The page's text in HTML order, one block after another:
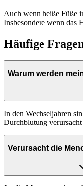
Auch wenn heiße Füße
Insbesondere wenn das
Häufige
Warum werden
In den Wechseljahren
Durchblutung
Verursacht die